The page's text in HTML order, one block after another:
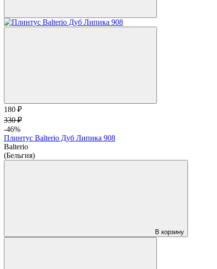
180 ₽
330 ₽
-46%
Плинтус Balterio Дуб Липика 908
Balterio
(Бельгия)
В корзину